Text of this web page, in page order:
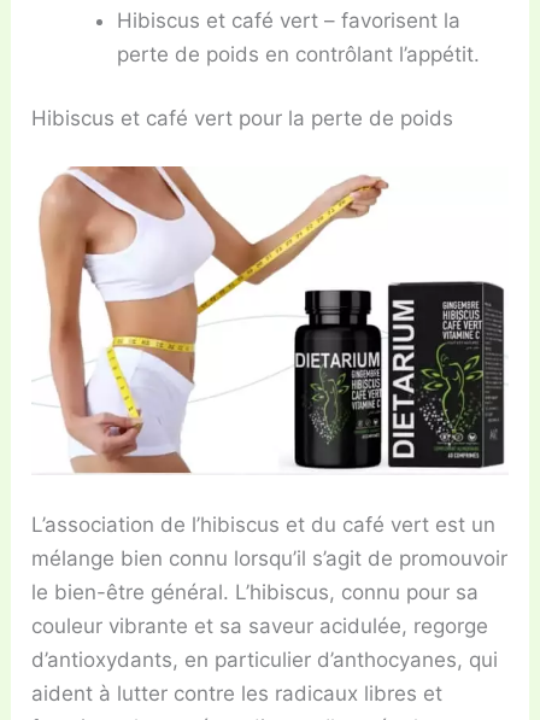
Hibiscus et café vert – favorisent la
perte de poids en contrôlant l’appétit.
Hibiscus et café vert pour la perte de poids
L’association de l’hibiscus et du café vert est un
mélange bien connu lorsqu’il s’agit de promouvoir
le bien-être général. L’hibiscus, connu pour sa
couleur vibrante et sa saveur acidulée, regorge
d’antioxydants, en particulier d’anthocyanes, qui
aident à lutter contre les radicaux libres et